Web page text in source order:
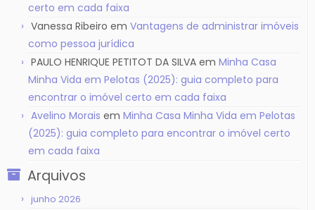
certo em cada faixa
Vanessa Ribeiro em Vantagens de administrar imóveis
como pessoa jurídica
PAULO HENRIQUE PETITOT DA SILVA em Minha Casa
Minha Vida em Pelotas (2025): guia completo para
encontrar o imóvel certo em cada faixa
Avelino Morais em Minha Casa Minha Vida em Pelotas
(2025): guia completo para encontrar o imóvel certo
em cada faixa
Arquivos
junho 2026